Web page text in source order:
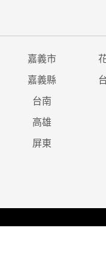
嘉義市
嘉義縣
台南
高雄
屏東